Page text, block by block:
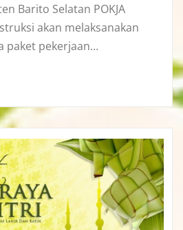
Barito Selatan POKJA
akan melaksanakan
paket pekerjaan…